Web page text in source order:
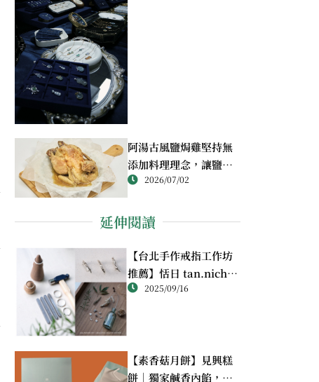
阿湯古風鹽焗雞堅持無
添加料理理念，讓鹽焗
雞回歸最純粹的風味
2026/07/02
延伸閱讀
【台北手作戒指工作坊
推薦】恬日 tan.nichi
純銀戒指體驗｜情侶・
2025/09/16
【素香菇月餅】見興糕
餅｜獨家鹹香內餡，顛